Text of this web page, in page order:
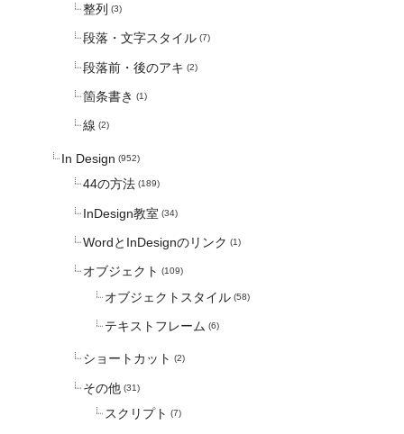
整列 (3)
段落・文字スタイル (7)
段落前・後のアキ (2)
箇条書き (1)
線 (2)
In Design (952)
44の方法 (189)
InDesign教室 (34)
WordとInDesignのリンク (1)
オブジェクト (109)
オブジェクトスタイル (58)
テキストフレーム (6)
ショートカット (2)
その他 (31)
スクリプト (7)